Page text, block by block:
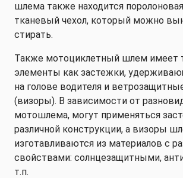
шлема также находится
тканевый чехол, который можно
стирать.
Также мотоциклетный шлем имеет
элементы как застежки,
на голове водителя и
(визоры). В зависимости от
мотошлема, могут применяться
различной конструкции, а визоры
изготавливаются из материалов с
свойствами: солнцезащитными,
т.п.